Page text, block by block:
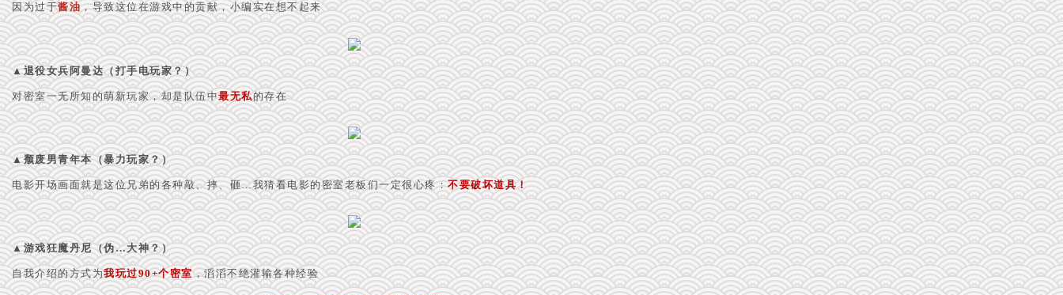
因为过于酱油，导致这位在游戏中的贡献，小编实在想不起来
▲退役女兵阿曼达（打手电玩家？）
对密室一无所知的萌新玩家，却是队伍中最无私的存在
▲颓废男青年本（暴力玩家？）
电影开场画面就是这位兄弟的各种敲、摔、砸…我猜看电影的密室老板们一定很心疼：不要破坏道具！
▲游戏狂魔丹尼（伪…大神？）
自我介绍的方式为我玩过90+个密室，滔滔不绝灌输各种经验